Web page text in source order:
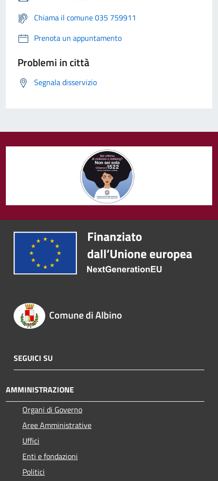
Chiama il comune 035 759911
Prenota un appuntamento
Problemi in città
Segnala disservizio
Comune di Albino
SEGUICI SU
AMMINISTRAZIONE
Organi di Governo
Aree Amministrative
Uffici
Enti e fondazioni
Politici